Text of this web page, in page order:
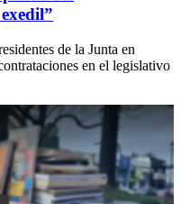
de la Junta en
en el legislativo